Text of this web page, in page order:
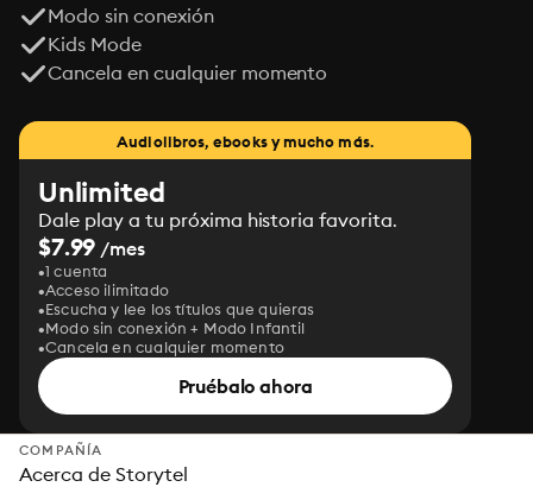
Modo sin conexión
Kids Mode
Cancela en cualquier momento
Audiolibros, ebooks y mucho más.
Unlimited
Dale play a tu próxima historia favorita.
$7.99 /mes
1 cuenta
Acceso ilimitado
Escucha y lee los títulos que quieras
Modo sin conexión + Modo Infantil
Cancela en cualquier momento
Pruébalo ahora
COMPAÑÍA
Acerca de Storytel